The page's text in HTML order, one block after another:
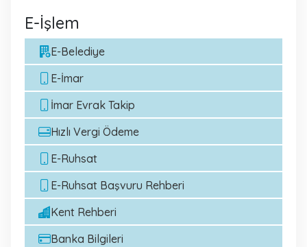
E-İşlem
E-Belediye
E-İmar
İmar Evrak Takip
Hızlı Vergi Ödeme
E-Ruhsat
E-Ruhsat Başvuru Rehberi
Kent Rehberi
Banka Bilgileri